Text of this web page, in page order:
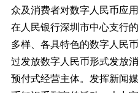
众及消费者对数字人民币应
在人民银行深圳市中心支行
多样、各具特色的数字人民
过发放数字人民币形式发放
预付式经营主体。发挥新闻